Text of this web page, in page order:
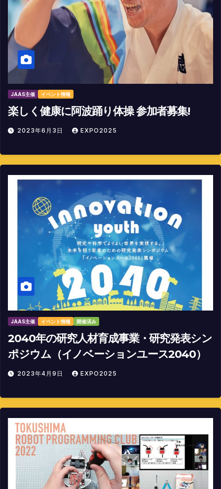
JAAS主催 イベント情報
楽しく健康に阿波踊り体操 参加者募集!
2023年6月3日 EXPO2025
JAAS主催 イベント情報 開催済み
2040年の研究人材育成事業・研究発表シン
ポジウム（イノベーションユース2040）
2023年4月9日 EXPO2025